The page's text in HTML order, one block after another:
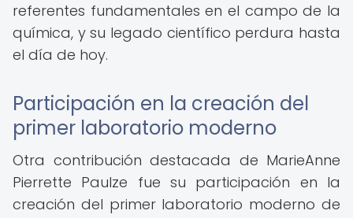
referentes fundamentales en el campo de la
química, y su legado científico perdura hasta
el día de hoy.
Participación en la creación del
primer laboratorio moderno
Otra contribución destacada de MarieAnne
Pierrette Paulze fue su participación en la
creación del primer laboratorio moderno de